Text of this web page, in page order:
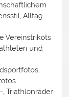
Alltag
Vereinstrikots
und
Triathlonräder